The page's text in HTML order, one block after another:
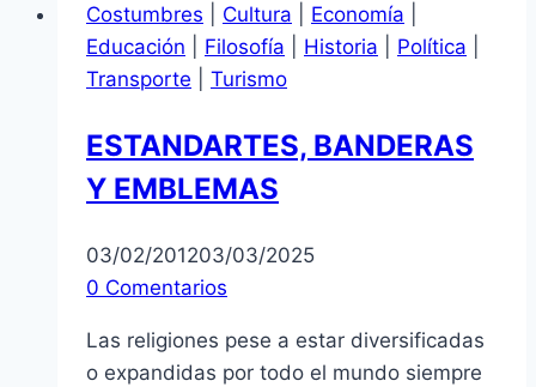
Costumbres Cultura Economía
Educación
Filosofía Historia Política
Transporte
Turismo
ESTANDARTES, BANDERAS
Y EMBLEMAS
03/02/201203/03/2025
0 Comentarios
Las religiones pese a estar diversificadas
o expandidas por todo el mundo siempre